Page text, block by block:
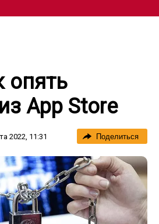
опять
App Store
2022, 11:31 Поделиться